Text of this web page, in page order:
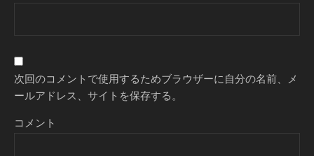
次回のコメントで使用するためブラウザーに自分の名前、メ
ールアドレス、サイトを保存する。
コメント